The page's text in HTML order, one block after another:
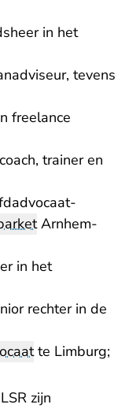
in het
tevens
freelance
trainer en
Arnhem-
in het
rechter in de
te Limburg;
zijn